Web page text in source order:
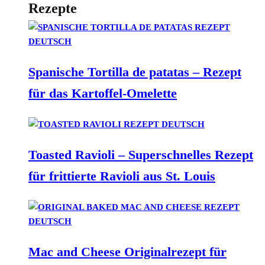
Rezepte
Spanische Tortilla de patatas – Rezept
für das Kartoffel-Omelette
Toasted Ravioli – Superschnelles Rezept
für frittierte Ravioli aus St. Louis
Mac and Cheese Originalrezept für